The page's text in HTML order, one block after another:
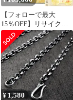
【フォローで最大
15％OFF】リサイクル
袋帯 帯 本袋帯 正絹 絹
美品 西陣織 証紙あり
引箔 川島織物 特選逸品
六通柄 菱 セミフォーマ
ル 訪問着 付下げ 色無
地 着物 SILK シルク リ
ユース vv0456
¥1,580